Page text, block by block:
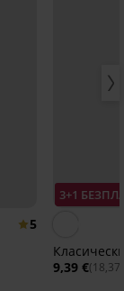
5
3+1
9,39 €(18,37